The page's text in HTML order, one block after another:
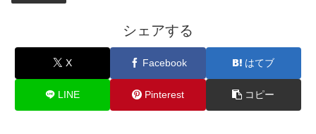
シェアする
X Facebook はてブ
LINE Pinterest コピー